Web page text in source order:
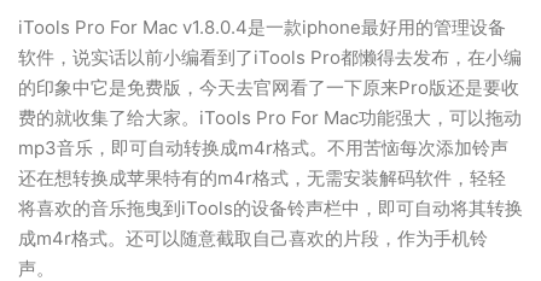
iTools Pro For Mac v1.8.0.4是一款iphone最好用的管理设备
软件，说实话以前小编看到了iTools Pro都懒得去发布，在小编
的印象中它是免费版，今天去官网看了一下原来Pro版还是要收
费的就收集了给大家。iTools Pro For Mac功能强大，可以拖动
mp3音乐，即可自动转换成m4r格式。不用苦恼每次添加铃声
还在想转换成苹果特有的m4r格式，无需安装解码软件，轻轻
将喜欢的音乐拖曳到iTools的设备铃声栏中，即可自动将其转换
成m4r格式。还可以随意截取自己喜欢的片段，作为手机铃
声。